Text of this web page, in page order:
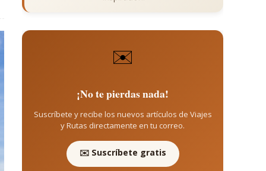
✉️
¡No te pierdas nada!
Suscríbete y recibe los nuevos artículos de Viajes
y Rutas directamente en tu correo.
✉️ Suscríbete gratis